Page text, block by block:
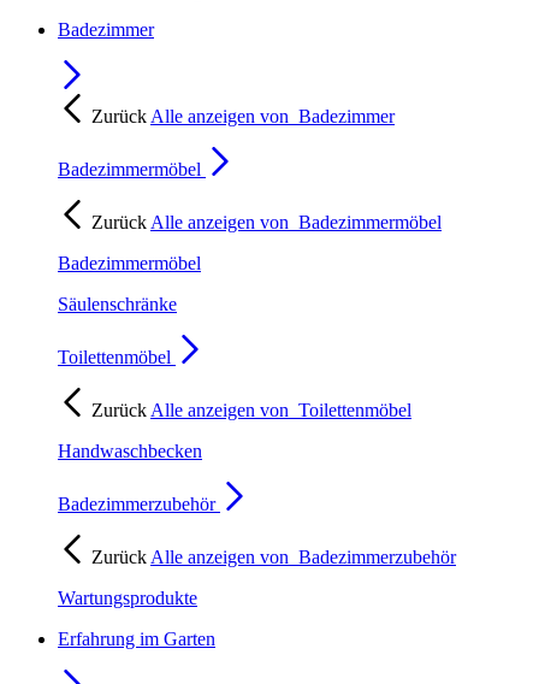
Badezimmer
Zurück Alle anzeigen von Badezimmer
Badezimmermöbel
Zurück Alle anzeigen von Badezimmermöbel
Badezimmermöbel
Säulenschränke
Toilettenmöbel
Zurück Alle anzeigen von Toilettenmöbel
Handwaschbecken
Badezimmerzubehör
Zurück Alle anzeigen von Badezimmerzubehör
Wartungsprodukte
Erfahrung im Garten